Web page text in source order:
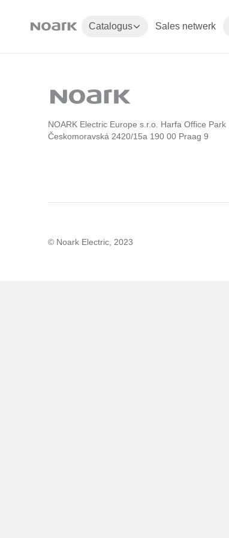
Catalogus Sales netwerk
NOARK Electric Europe s.r.o. Harfa Office Park
Českomoravská 2420/15a 190 00 Praag 9
© Noark Electric, 2023